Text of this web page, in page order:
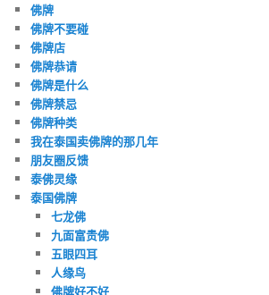
佛牌
佛牌不要碰
佛牌店
佛牌恭请
佛牌是什么
佛牌禁忌
佛牌种类
我在泰国卖佛牌的那几年
朋友圈反馈
泰佛灵缘
泰国佛牌
七龙佛
九面富贵佛
五眼四耳
人缘鸟
佛牌好不好